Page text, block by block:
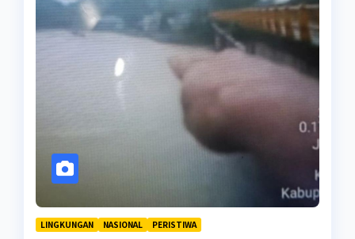
LINGKUNGAN NASIONAL PERISTIWA